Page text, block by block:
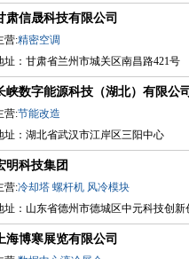
肃信晟科技有限公司
营:精密空调
址：甘肃省兰州市城关区南昌路421号
峡数字能源科技（湖北）有限公司
营:节能改造
址：湖北省武汉市江岸区三阳中心
明科技集团
营:冷却塔 螺杆机 风冷模块
址：山东省德州市德城区中元科技创新
海博寒展览有限公司